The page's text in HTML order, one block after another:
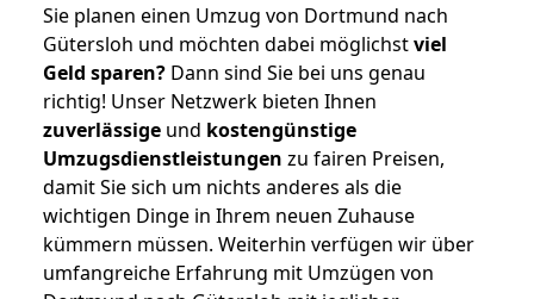
Sie planen einen Umzug von Dortmund nach
Gütersloh und möchten dabei möglichstviel
Geld sparen? Dann sind Sie bei uns genau
richtig! Unser Netzwerk bieten Ihnen
zuverlässige und kostengünstige
Umzugsdienstleistungen zu fairen Preisen,
damit Sie sich um nichts anderes als die
wichtigen Dinge in Ihrem neuen Zuhause
kümmern müssen. Weiterhin verfügen wir über
umfangreiche Erfahrung mit Umzügen von